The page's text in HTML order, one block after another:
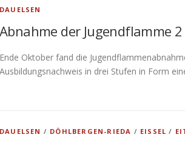
DAUELSEN
Abnahme der Jugendflamme
Ende Oktober fand die
Ausbildungsnachweis in drei Stufen in Form
DAUELSEN / DÖHLBERGEN-RIEDA / EISSEL /